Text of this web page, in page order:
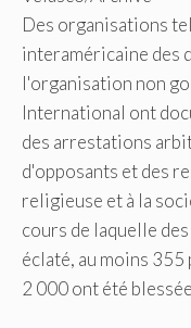
Des organisations
interaméricaine des
l'organisation non
International ont
des arrestations
d'opposants et des
religieuse et à la
cours de laquelle
éclaté, au moins
2 000 ont été